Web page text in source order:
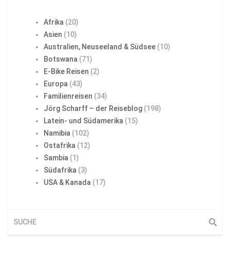
Afrika (20)
Asien (10)
Australien, Neuseeland & Südsee (10)
Botswana (71)
E-Bike Reisen (2)
Europa (43)
Familienreisen (34)
Jörg Scharff – der Reiseblog (198)
Latein- und Südamerika (15)
Namibia (102)
Ostafrika (12)
Sambia (1)
Südafrika (3)
USA & Kanada (17)